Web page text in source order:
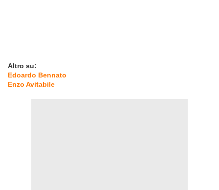
Altro su:
Edoardo Bennato
Enzo Avitabile